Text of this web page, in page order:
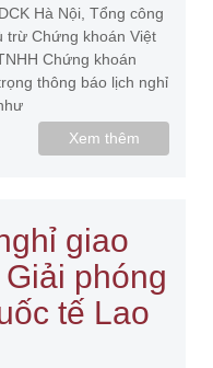
Hà Nội, Tổng công
trừ Chứng khoán Việt
Chứng khoán
thông báo lịch nghỉ
Xem thêm
giao
phóng
tế Lao